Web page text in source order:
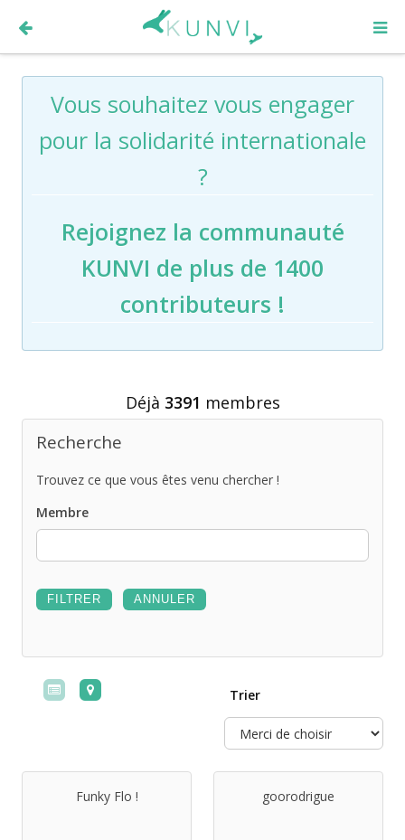
Vous souhaitez vous engager
pour la solidarité internationale
?
Rejoignez la communauté
KUNVI de plus de 1400
contributeurs !
Déjà 3391 membres
Recherche
Trouvez ce que vous êtes venu chercher !
Membre
Trier
Funky Flo ! goorodrigue